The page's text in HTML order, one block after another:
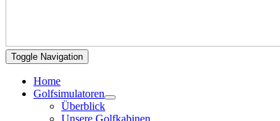
Toggle Navigation
Home
Golfsimulatoren
Überblick
Unsere Golfkabinen